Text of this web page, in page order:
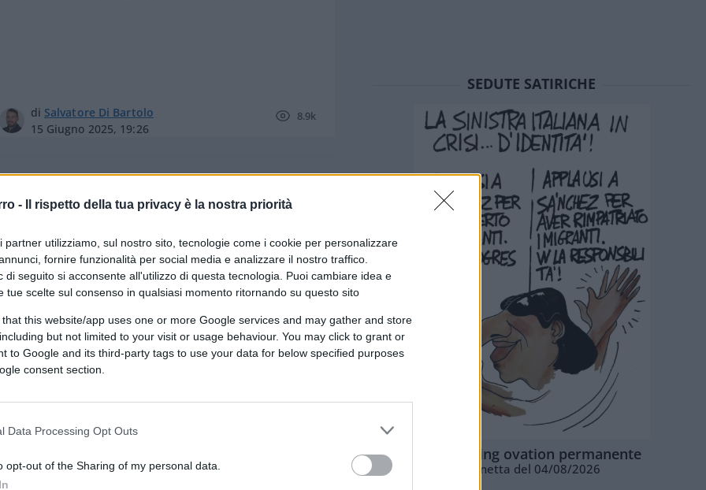
- Il rispetto della tua privacy è la nostra priorità
partner utilizziamo, sul nostro sito, tecnologie come i cookie per personalizzare
fornire funzionalità per social media e analizzare il nostro traffico.
di seguito si acconsente all'utilizzo di questa tecnologia. Puoi cambiare idea e
tue scelte sul consenso in qualsiasi momento ritornando su questo sito
that this website/app uses one or more Google services and may gather and store
but not limited to your visit or usage behaviour. You may click to grant or
to Google and its third-party tags to use your data for below specified purposes
consent section.
Data Processing Opt Outs
opt-out of the Sharing of my personal data.
di Salvatore Di Bartolo
15 Giugno 2025, 19:26
8.9k
è inclusivo”
di Franco Lodige
Febbraio 2025, 14:14
19.2k
ti ama” sopra la fascia Lgbt: il
rischia la squalifica
SEDUTE SATIRICHE
La standing ovation permanente
Vignetta del 04/08/2026